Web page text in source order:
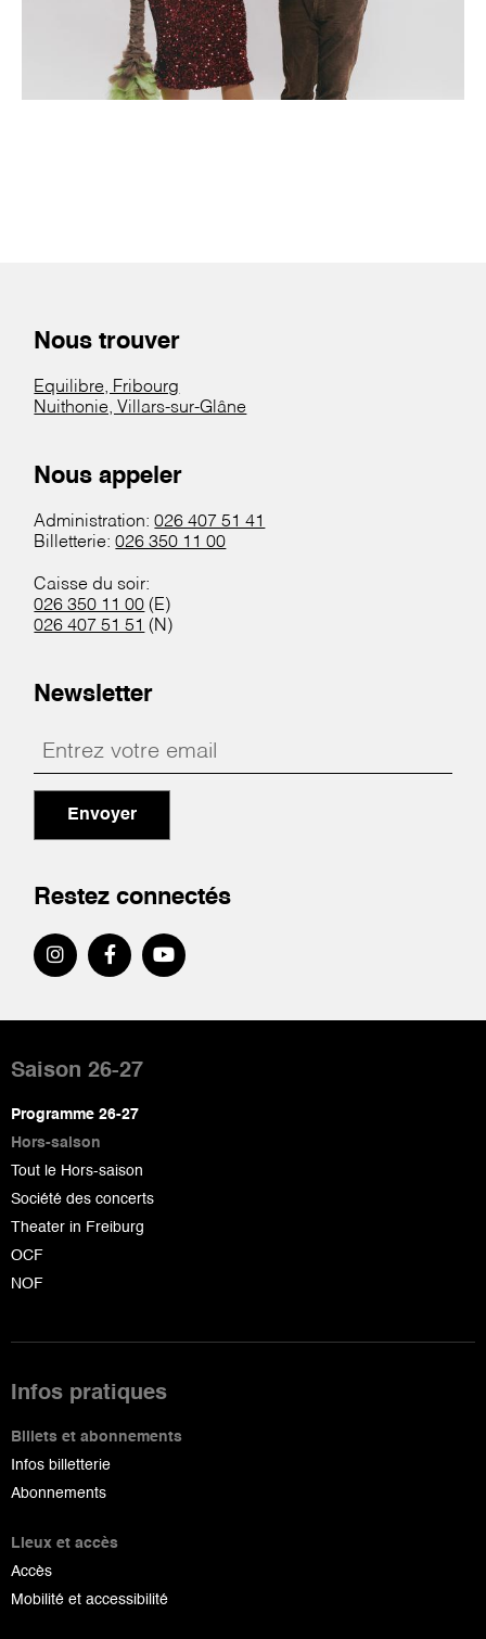
Nous trouver
Equilibre, Fribourg
Nuithonie, Villars-sur-Glâne
Nous appeler
Administration:026 407 51 41
Billetterie:026 350 11 00
Caisse du soir:
026 350 11 00 (E)
026 407 51 51 (N)
Newsletter
Envoyer
Restez connectés
de
page
Saison 26-27
Programme 26-27
Hors-saison
Tout le Hors-saison
Société des concerts
Theater in Freiburg
OCF
NOF
Infos pratiques
Billets et abonnements
Infos billetterie
Abonnements
Lieux et accès
Accès
Mobilité et accessibilité